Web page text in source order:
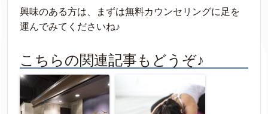
興味のある方は、まずは無料カウンセリングに足を
運んでみてくださいね♪
こちらの関連記事もどうぞ♪